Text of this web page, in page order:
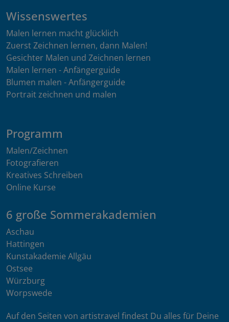
Wissenswertes
Malen lernen macht glücklich
Zuerst Zeichnen lernen, dann Malen!
Gesichter Malen und Zeichnen lernen
Malen lernen - Anfängerguide
Blumen malen - Anfängerguide
Portrait zeichnen und malen
Programm
Malen/Zeichnen
Fotografieren
Kreatives Schreiben
Online Kurse
6 große Sommerakademien
Aschau
Hattingen
Kunstakademie Allgäu
Ostsee
Würzburg
Worpswede
Auf den Seiten von artistravel findest Du alles für Deine